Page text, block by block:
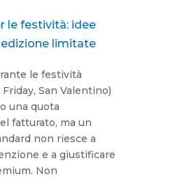
le festività: idee
limitate
le festività
San Valentino)
una quota
fatturato, ma un
non riesce a
e a giustificare
Non